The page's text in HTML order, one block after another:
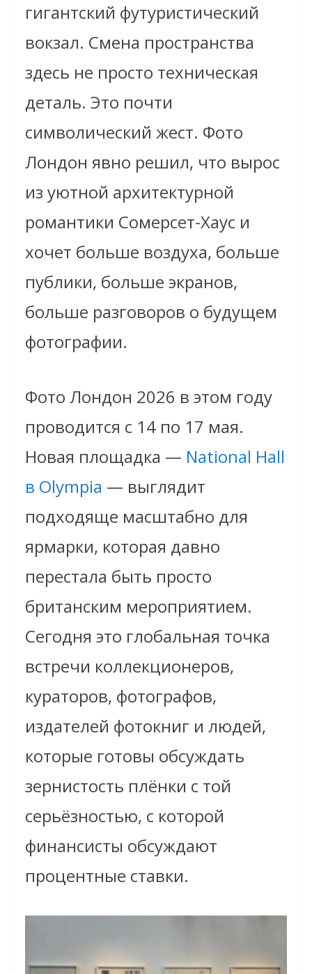
гигантский футуристический
вокзал. Смена пространства
здесь не просто техническая
деталь. Это почти
символический жест. Фото
Лондон явно решил, что вырос
из уютной архитектурной
романтики Сомерсет-Хаус и
хочет больше воздуха, больше
публики, больше экранов,
больше разговоров о будущем
фотографии.
Фото Лондон 2026 в этом году
проводится с 14 по 17 мая.
Новая площадка — National Hall
в Olympia — выглядит
подходяще масштабно для
ярмарки, которая давно
перестала быть просто
британским мероприятием.
Сегодня это глобальная точка
встречи коллекционеров,
кураторов, фотографов,
издателей фотокниг и людей,
которые готовы обсуждать
зернистость плёнки с той
серьёзностью, с которой
финансисты обсуждают
процентные ставки.